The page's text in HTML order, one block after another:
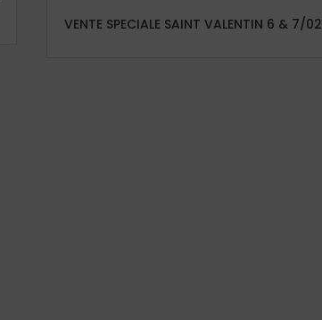
VENTE SPECIALE SAINT VALENTIN 6 & 7/02